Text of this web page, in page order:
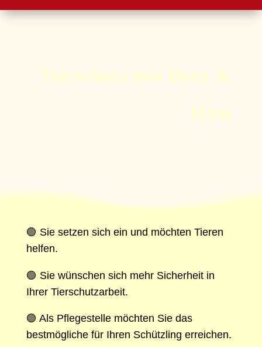
Tierschutz mit Herz &
Hirn
🟢 Sie setzen sich ein und möchten Tieren
helfen.
🟢 Sie wünschen sich mehr Sicherheit in
Ihrer Tierschutzarbeit.
🟢 Als Pflegestelle möchten Sie das
bestmögliche für Ihren Schützling erreichen.